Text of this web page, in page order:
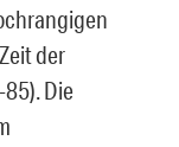
der
Die